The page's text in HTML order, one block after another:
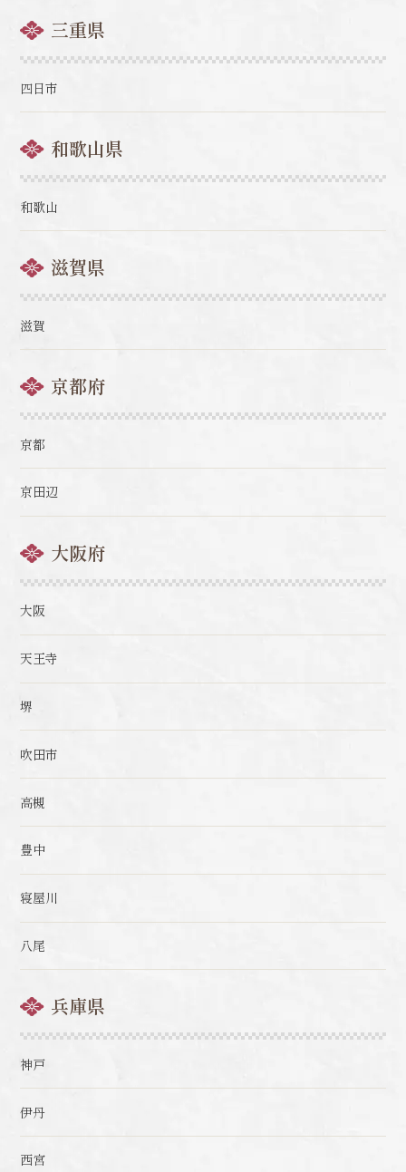
三重県
四日市
和歌山県
和歌山
滋賀県
滋賀
京都府
京都
京田辺
大阪府
大阪
天王寺
堺
吹田市
高槻
豊中
寝屋川
八尾
兵庫県
神戸
伊丹
西宮